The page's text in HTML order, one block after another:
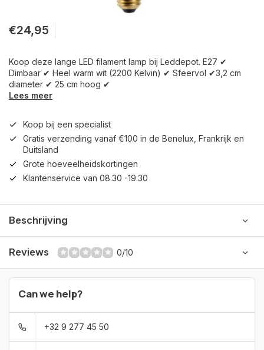
€24,95
Koop deze lange LED filament lamp bij Leddepot. E27 ✔
Dimbaar ✔ Heel warm wit (2200 Kelvin) ✔ Sfeervol ✔3,2 cm
diameter ✔ 25 cm hoog ✔
Lees meer
Koop bij een specialist
Gratis verzending vanaf €100 in de Benelux, Frankrijk en
Duitsland
Grote hoeveelheidskortingen
Klantenservice van 08.30 -19.30
Beschrijving
Reviews 0/10
Can we help?
+32 9 277 45 50